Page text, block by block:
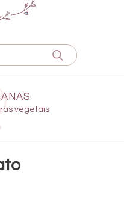
vegetais